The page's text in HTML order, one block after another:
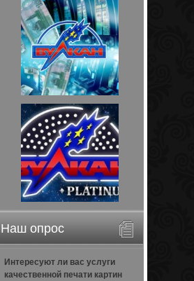
Наш опрос
Интересуют ли вас услуги
качественной печати картин